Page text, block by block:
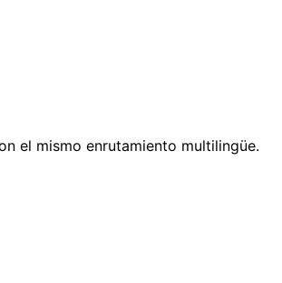
el mismo enrutamiento multilingüe.